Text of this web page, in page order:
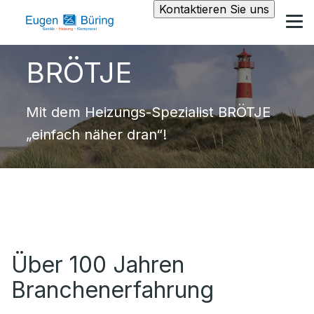
Kontaktieren Sie uns
BRÖTJE
Mit dem Heizungs-Spezialist BRÖTJE
„einfach näher dran“!
Über 100 Jahren
Branchenerfahrung